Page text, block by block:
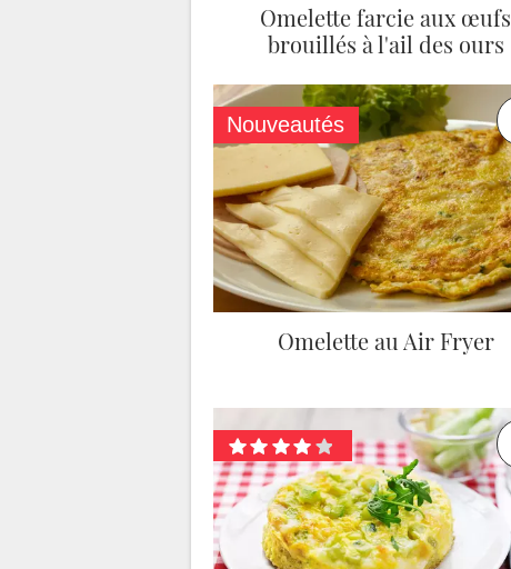
Omelette farcie aux œufs
brouillés à l'ail des ours
Nouveautés
Omelette au Air Fryer